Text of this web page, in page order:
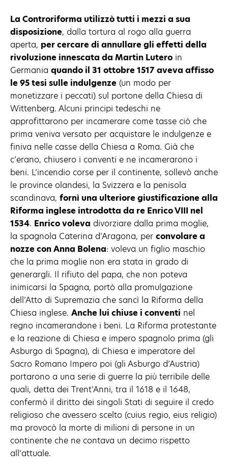
La Controriforma utilizzò tutti i mezzi a sua
disposizione, dalla tortura al rogo alla guerra
aperta, per cercare di annullare gli effetti della
rivoluzione innescata da Martin Lutero in
Germania quando il 31 ottobre 1517 aveva affisso
le 95 tesi sulle indulgenze (un modo per
monetizzare i peccati) sul portone della Chiesa di
Wittenberg. Alcuni principi tedeschi ne
approfittarono per incamerare come tasse ciò che
prima veniva versato per acquistare le indulgenze e
finiva nelle casse della Chiesa a Roma. Già che
c’erano, chiusero i conventi e ne incamerarono i
beni. L’incendio corse per il continente, sollevò anche
le province olandesi, la Svizzera e la penisola
scandinava, fornì una ulteriore giustificazione alla
Riforma inglese introdotta da re Enrico VIII nel
1534. Enrico voleva divorziare dalla prima moglie,
la spagnola Caterina d’Aragona, per convolare a
nozze con Anna Bolena: voleva un figlio maschio
che la prima moglie non era stata in grado di
generargli. Il rifiuto del papa, che non poteva
inimicarsi la Spagna, portò alla promulgazione
dell’Atto di Supremazia che sancì la Riforma della
Chiesa inglese. Anche lui chiuse i conventi nel
regno incamerandone i beni. La Riforma protestante
e la reazione di Chiesa e impero spagnolo prima (gli
Asburgo di Spagna), di Chiesa e imperatore del
Sacro Romano Impero poi (gli Asburgo d’Austria)
portarono a una serie di guerre la più terribile delle
quali, detta dei Trent’Anni, tra il 1618 e il 1648,
confermò il diritto dei singoli Stati di seguire il credo
religioso che avessero scelto (cuius regio, eius religio)
ma provocò la morte di milioni di persone in un
continente che ne contava un decimo rispetto
all’attuale.